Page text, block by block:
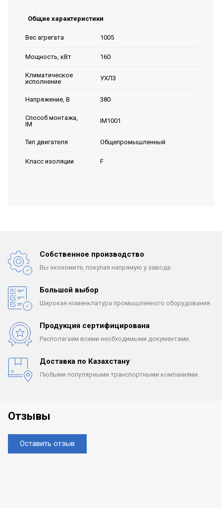
Общие характеристики
Вес агрегата 1005
Мощность, кВт 160
Климатическое
исполнение
УХЛ3
Напряжение, В 380
Способ монтажа,
IM
IM1001
Тип двигателя Общепромышленный
Класс изоляции F
Собственное производство
Вы экономите, покупая напрямую у завода.
Большой выбор
Широкая номенклатура промышленного оборудования.
Продукция сертифицирована
Располагаем всеми необходимыми документами.
Доставка по Казахстану
Любыми популярными транспортными компаниями.
Отзывы
Оставить отзыв